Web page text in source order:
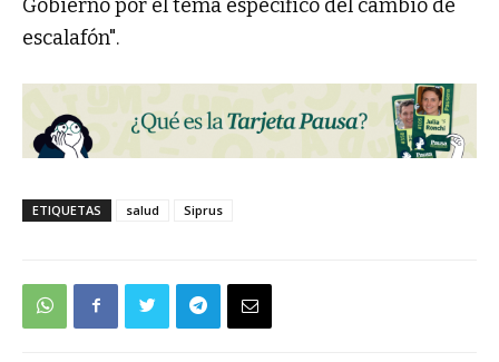
Gobierno por el tema específico del cambio de
escalafón".
ETIQUETAS salud Siprus